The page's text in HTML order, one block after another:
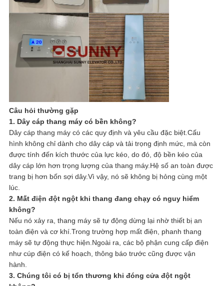
Câu hỏi thường gặp
1. Dây cáp thang máy có bền không?
Dây cáp thang máy có các quy định và yêu cầu đặc biệt.Cấu
hình không chỉ dành cho dây cáp và tải trọng định mức, mà còn
được tính đến kích thước của lực kéo, do đó, độ bền kéo của
dây cáp lớn hơn trọng lượng của thang máy.Hệ số an toàn được
trang bị hơn bốn sợi dây.Vì vậy, nó sẽ không bị hỏng cùng một
lúc.
2. Mất điện đột ngột khi thang đang chạy có nguy hiểm
không?
Nếu nó xảy ra, thang máy sẽ tự động dừng lại nhờ thiết bị an
toàn điện và cơ khí.Trong trường hợp mất điện, phanh thang
máy sẽ tự động thực hiện.Ngoài ra, các bộ phận cung cấp điện
như cúp điện có kế hoạch, thông báo trước cũng được vận
hành.
3. Chúng tôi có bị tổn thương khi đóng cửa đột ngột